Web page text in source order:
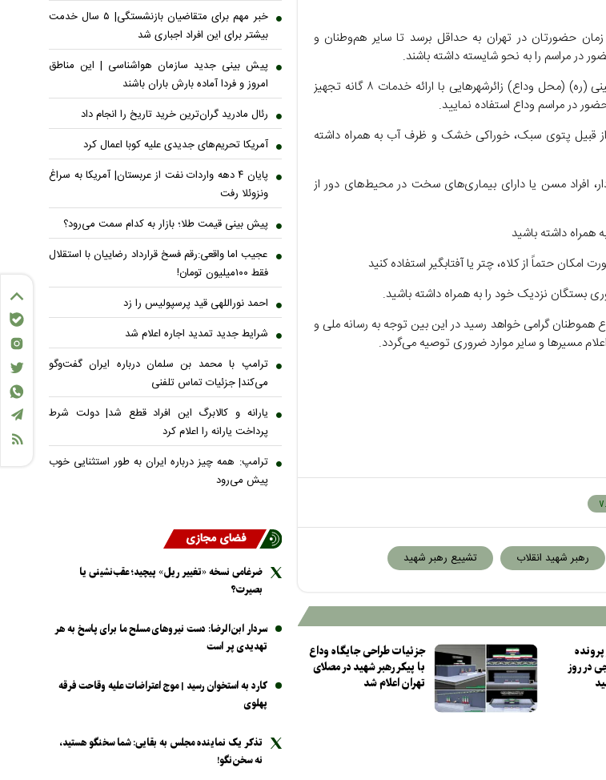
زمان حضورتان در تهران به حداقل برسد تا سایر هم‌وطنان و
در مراسم را به نحو شایسته داشته باشند.
حضور در پیرامون مصلی امام خمینی (ره) (محل وداع) زائرشهر‌هایی با ارائه خدمات ۸ گانه تجهیز
در مراسم وداع استفاده نمایید.
قبیل پتوی سبک، خوراکی خشک و ظرف آب به همراه داشته
افراد مسن یا دارای بیماری‌های سخت در محیط‌های دور از
هموطنان گرامی خواهد رسید در این بین توجه به رسانه ملی و
مسیر‌ها و سایر موارد ضروری توصیه می‌گردد.
رهبر شهید انقلاب تشییع رهبر شهید
پرونده
بسیجی در روز
جزئیات طراحی جایگاه وداع
با پیکر رهبر شهید در مصلای
تهران اعلام شد
خبر مهم برای متقاضیان بازنشستگی| ۵ سال خدمت
بیشتر برای این افراد اجباری شد
پیش بینی جدید سازمان هواشناسی | این مناطق
امروز و فردا آماده بارش باران باشند
رئال مادرید گران‌ترین خرید تاریخ را انجام داد
آمریکا تحریم‌های جدیدی علیه کوبا اعمال کرد
پایان ۴ دهه واردات نفت از عربستان| آمریکا به سراغ
ونزوئلا رفت
پیش بینی قیمت طلا؛ بازار به کدام سمت می‌رود؟
عجیب اما واقعی:رقم فسخ قرارداد رضاییان با استقلال
فقط ۱۰۰میلیون تومان!
احمد نوراللهی قید پرسپولیس را زد
شرایط جدید تمدید اجاره اعلام شد
ترامپ با محمد بن سلمان درباره ایران گفت‌وگو
می‌کند| جزئیات تماس تلفنی
یارانه و کالابرگ این افراد قطع شد| دولت شرط
پرداخت یارانه را اعلام کرد
ترامپ: همه چیز درباره ایران به طور استثنایی خوب
پیش می‌رود
فضای مجازی
ضرغامی نسخه «تغییر ریل» پیچید؛ عقب‌نشینی یا
بصیرت؟
سردار ابن‌الرضا: دست نیرو‌های مسلح ما برای پاسخ به هر
تهدیدی پر است
کارد به استخوان رسید | موج اعتراضات علیه وقاحت فرقه
پهلوی
تذکر یک نماینده مجلس به بقایی: شما سخنگو هستید،
نه سخن‌نگو!